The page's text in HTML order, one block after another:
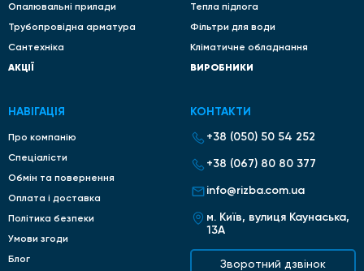
Опалювальні прилади
Тепла підлога
Трубопровідна арматура
Фільтри для води
Сантехніка
Кліматичне обладнання
АКЦІЇ ВИРОБНИКИ
НАВІГАЦІЯ
Про компанію
Спеціалісти
Обмін та повернення
Оплата і доставка
Політика безпеки
Умови згоди
Блог
КОНТАКТИ
+38 (050) 50 54 252
+38 (067) 80 80 377
info@rizba.com.ua
м. Київ, вулиця Каунаська,
13А
Зворотний дзвінок